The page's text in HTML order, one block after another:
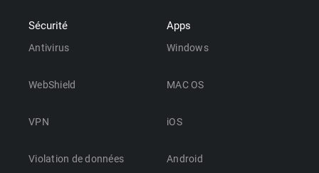
Sécurité
Antivirus
WebShield
VPN
Violation de données
Apps
Windows
MAC OS
iOS
Android